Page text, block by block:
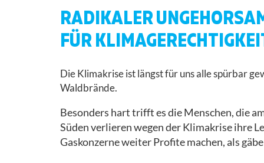
RADIKALER
FÜR
Die Klimakrise ist längst für uns alle spürbar
Waldbrände.
Besonders hart trifft es die Menschen, die
Süden verlieren wegen der Klimakrise ihre
Gaskonzerne weiter Profite machen, als